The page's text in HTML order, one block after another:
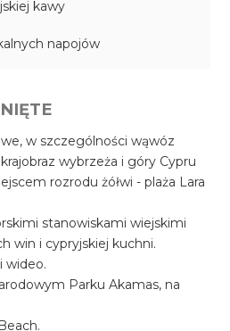
kawy
napojów
w szczególności wąwóz
wybrzeża i góry Cypru
rozrodu żółwi - plaża Lara
stanowiskami wiejskimi
win i cypryjskiej kuchni.
wideo.
Parku Akamas, na